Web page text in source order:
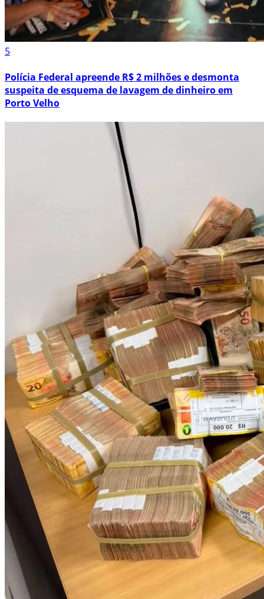
5
Polícia Federal apreende R$ 2 milhões e desmonta
suspeita de esquema de lavagem de dinheiro em
Porto Velho